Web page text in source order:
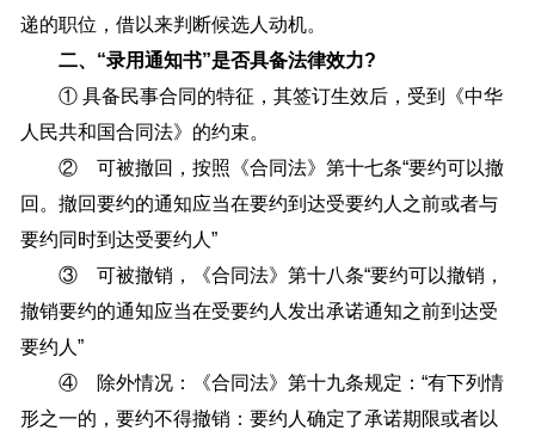
递的职位，借以来判断候选人动机。
二、“录用通知书”是否具备法律效力?
① 具备民事合同的特征，其签订生效后，受到《中华
人民共和国合同法》的约束。
② 可被撤回，按照《合同法》第十七条“要约可以撤
回。撤回要约的通知应当在要约到达受要约人之前或者与
要约同时到达受要约人”
③ 可被撤销，《合同法》第十八条“要约可以撤销，
撤销要约的通知应当在受要约人发出承诺通知之前到达受
要约人”
④ 除外情况：《合同法》第十九条规定：“有下列情
形之一的，要约不得撤销：要约人确定了承诺期限或者以